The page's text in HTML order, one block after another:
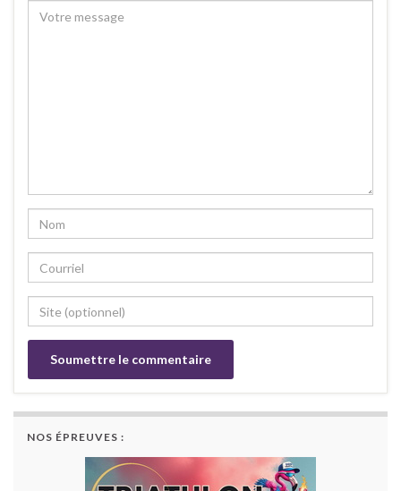
NOS ÉPREUVES :